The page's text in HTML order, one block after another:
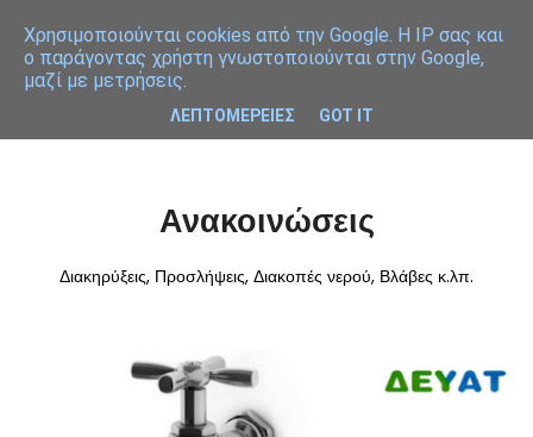
Ανακοινώσεις
Διακηρύξεις, Προσλήψεις, Διακοπές νερού, Βλάβες κ.λπ.
Χρησιμοποιoύνται cookies από την Google. Η IP σας και
ο παράγοντας χρήστη γνωστοποιούνται στην Google,
μαζί με μετρήσεις.
ΛΕΠΤΟΜΕΡΕΙΕΣ GOT IT